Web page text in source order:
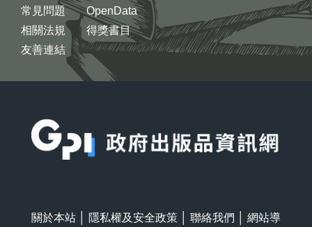
常見問題
相關法規
友善連結
OpenData
得獎書目
關於本站 隱私權及安全政策 聯絡我們
網站導